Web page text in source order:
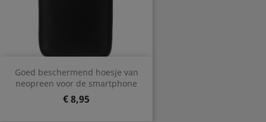
Goed beschermend hoesje van
neopreen voor de smartphone
Prijs
€ 8,95